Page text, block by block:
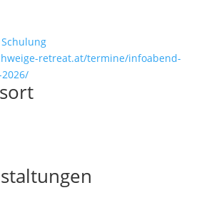
Schulung
retreat.at/termine/infoabend-